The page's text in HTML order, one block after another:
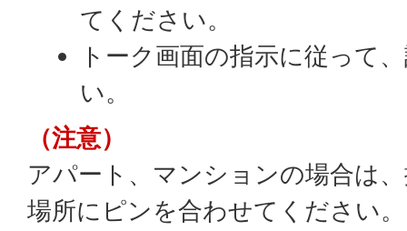
てください。
トーク画面の指示に従って
い。
（注意）
アパート、マンションの場合は
場所にピンを合わせてください。